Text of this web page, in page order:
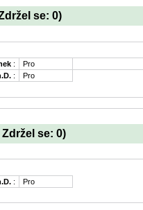
se: 0)
:
Pro
: Pro
se: 0)
: Pro